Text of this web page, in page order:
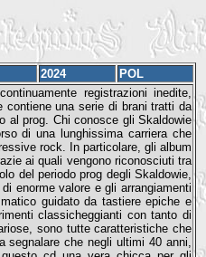
2024
POL
registrazioni inedite,
contiene una serie di brani tratti da
al prog. Chi conosce gli Skaldowie
di una lunghissima carriera che
rock. In particolare, gli album
ai quali vengono riconosciuti tra
del periodo prog degli Skaldowie,
enorme valore e gli arrangiamenti
guidato da tastiere epiche e
classicheggianti con tanto di
sono tutte caratteristiche che
segnalare che negli ultimi 40 anni,